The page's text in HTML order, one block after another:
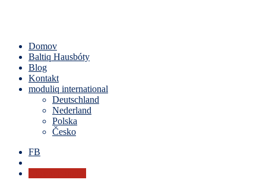
Domov
Baltiq Hausbóty
Blog
Kontakt
moduliq international
Deutschland
Nederland
Polska
Česko
FB